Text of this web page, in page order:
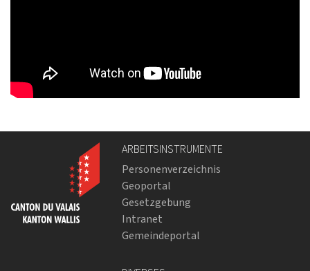
ARBEITSINSTRUMENTE
Personenverzeichnis
Geoportal
Gesetzgebung
Intranet
Gemeindeportal